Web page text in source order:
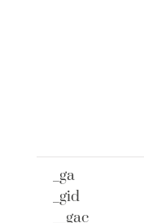
_ga
_gid
__gac